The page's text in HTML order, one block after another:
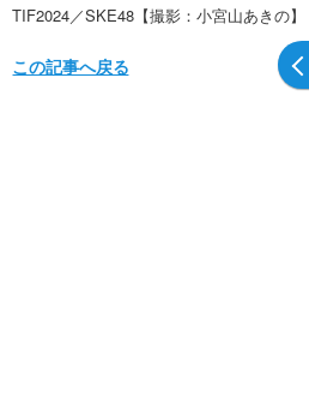
TIF2024／SKE48【撮影：小宮山あきの】
この記事へ戻る